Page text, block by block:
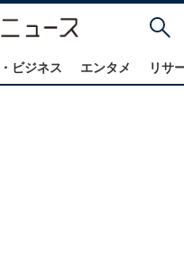
ビジネス エンタメ リサ